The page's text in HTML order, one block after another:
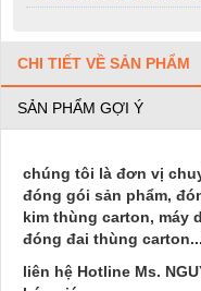
CHI TIẾT VỀ SẢN PHẨM
SẢN PHẨM GỢI Ý
chúng tôi là đơn vị
đóng gói sản phẩm,
kim thùng carton, máy
đóng đai thùng
liên hệ Hotline Ms.